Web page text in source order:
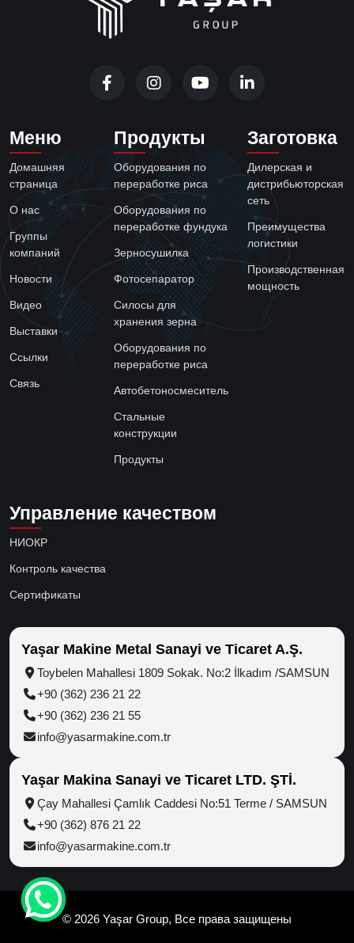
Меню
Домашняя
страница
О нас
Группы
компаний
Новости
Видео
Выставки
Ссылки
Связь
Продукты
Оборудования по
переработке риса
Оборудования по
переработке фундука
Зерносушилка
Фотосепаратор
Силосы для
хранения зерна
Оборудования по
переработке риса
Автобетоносмеситель
Стальные
конструкции
Продукты
Заготовка
Дилерская и
дистрибьюторская
сеть
Преимущества
логистики
Производственная
мощность
Управление качеством
НИОКР
Контроль качества
Сертификаты
Yaşar Makine Metal Sanayi ve Ticaret A.Ş.
Toybelen Mahallesi 1809 Sokak. No:2 İlkadım /SAMSUN
+90 (362) 236 21 22
+90 (362) 236 21 55
info@yasarmakine.com.tr
Yaşar Makina Sanayi ve Ticaret LTD. ŞTİ.
Çay Mahallesi Çamlık Caddesi No:51 Terme / SAMSUN
+90 (362) 876 21 22
info@yasarmakine.com.tr
© 2026 Yaşar Group, Все права защищены